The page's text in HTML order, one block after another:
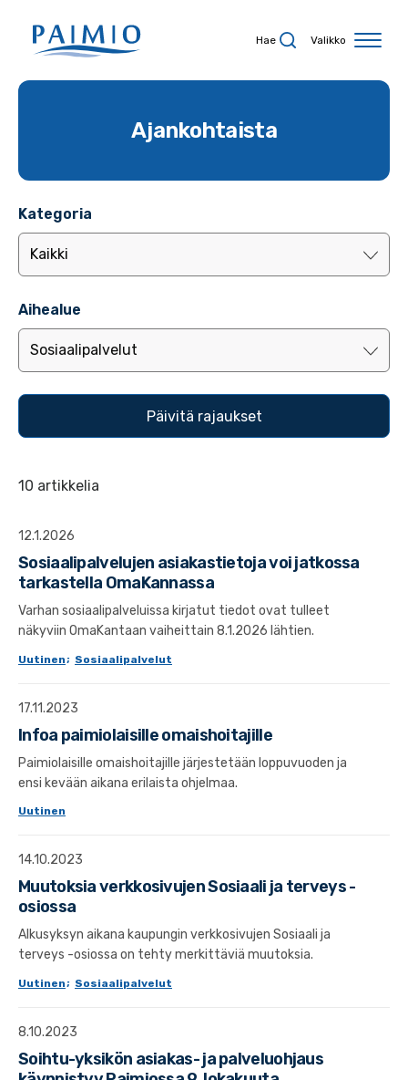
Hae Valikko
Ajankohtaista
Kategoria
Aihealue
10 artikkelia
12.1.2026
Sosiaalipalvelujen asiakastietoja voi jatkossa
tarkastella OmaKannassa
Varhan sosiaalipalveluissa kirjatut tiedot ovat tulleet
näkyviin OmaKantaan vaiheittain 8.1.2026 lähtien.
Uutinen; Sosiaalipalvelut
17.11.2023
Infoa paimiolaisille omaishoitajille
Paimiolaisille omaishoitajille järjestetään loppuvuoden ja
ensi kevään aikana erilaista ohjelmaa.
Uutinen
14.10.2023
Muutoksia verkkosivujen Sosiaali ja terveys -
osiossa
Alkusyksyn aikana kaupungin verkkosivujen Sosiaali ja
terveys -osiossa on tehty merkittäviä muutoksia.
Uutinen; Sosiaalipalvelut
8.10.2023
Soihtu-yksikön asiakas- ja palveluohjaus